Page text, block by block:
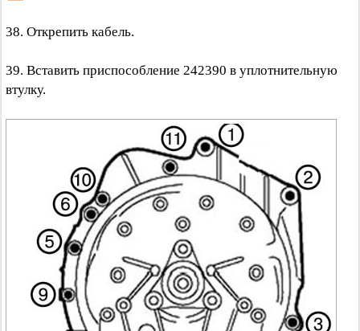
38. Открепить кабель.
39. Вставить приспособление 242390 в уплотнительную
втулку.